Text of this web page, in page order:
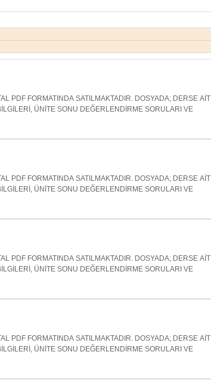
PDF FORMATINDA SATILMAKTADIR. DOSYADA; DERSE AİT
ÜNİTE SONU DEĞERLENDİRME SORULARI VE
PDF FORMATINDA SATILMAKTADIR. DOSYADA; DERSE AİT
ÜNİTE SONU DEĞERLENDİRME SORULARI VE
PDF FORMATINDA SATILMAKTADIR. DOSYADA; DERSE AİT
ÜNİTE SONU DEĞERLENDİRME SORULARI VE
PDF FORMATINDA SATILMAKTADIR. DOSYADA; DERSE AİT
ÜNİTE SONU DEĞERLENDİRME SORULARI VE